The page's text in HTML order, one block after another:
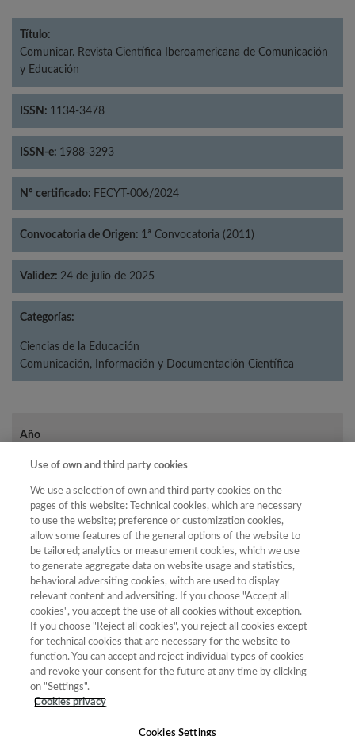
Título:
Comunicar. Revista Científica Iberoamericana de Comunicación
y Educación
ISSN: 1134-3478
ISSN-e: 1988-3293
Nº certificado: FECYT-006/2024
Convocatoria de Origen: 1ª Convocatoria (2011)
Validez: 24 de julio de 2025
Categorías:
Ciencias de la Educación
Comunicación, Información y Documentación Científica
Año
Año
Filtrar
Año Categoría Puntuación
Posición
Total
de
revistas
2023
Comunicación,
Información y
Documentación
Científica
69.33 2 32
2023
Ciencias de la
Educación
Use of own and third party cookies
We use a selection of own and third party cookies on the
pages of this website: Technical cookies, which are necessary
to use the website; preference or customization cookies,
allow some features of the general options of the website to
be tailored; analytics or measurement cookies, which we use
to generate aggregate data on website usage and statistics,
behavioral adversiting cookies, witch are used to display
relevant content and adversiting. If you choose "Accept all
cookies", you accept the use of all cookies without exception.
If you choose "Reject all cookies", you reject all cookies except
for technical cookies that are necessary for the website to
function. You can accept and reject individual types of cookies
and revoke your consent for the future at any time by clicking
on "Settings".
Cookies privacy
Cookies Settings